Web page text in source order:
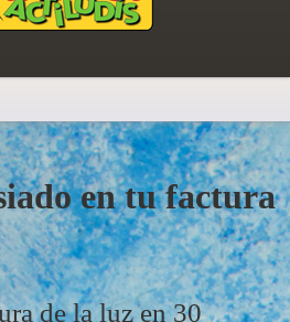
en tu factura
de la luz en 30